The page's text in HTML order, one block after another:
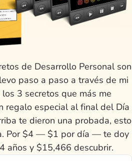
de Desarrollo Personal son
paso a paso a través de mi
3 secretos que más me
regalo especial al final del Día
te dieron una probada, esto
Por $4 — $1 por día — te doy
años y $15,466 descubrir.